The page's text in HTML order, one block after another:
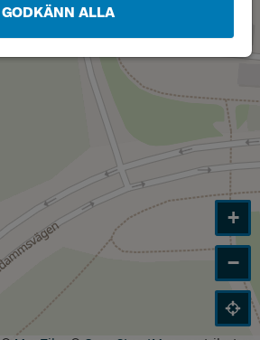
GODKÄNN ALLA
+
−